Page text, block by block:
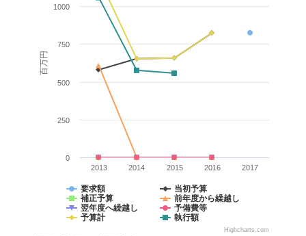
百万円
要求額
当初予算
補正予算
前年度から繰越し
翌年度へ繰越し
予備費等
予算計
執行額
2013 2014 2015 2016 2017
0
250
500
750
1000
Highcharts.com